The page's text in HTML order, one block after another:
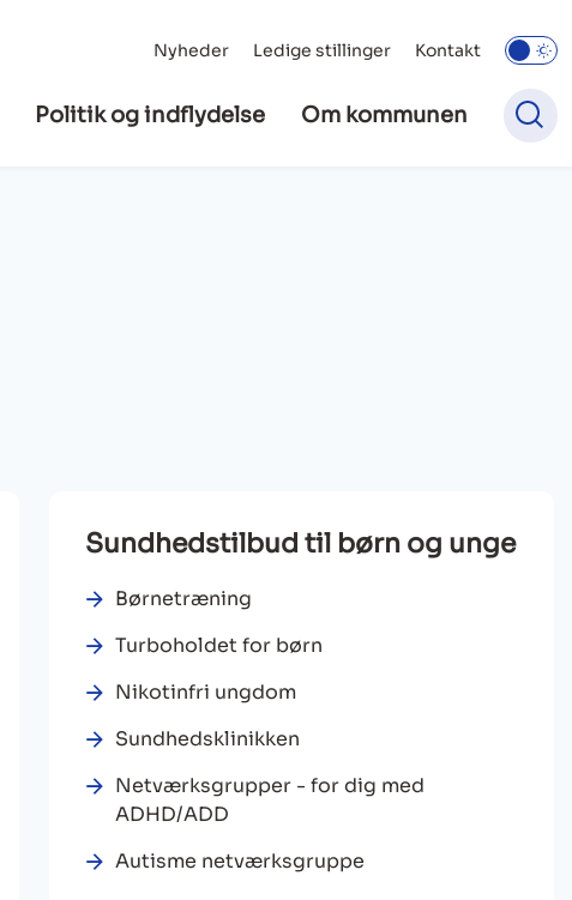
Nyheder Ledige stillinger Kontakt
Politik og indflydelse Om kommunen
Sundhedstilbud til børn og unge
Børnetræning
Turboholdet for børn
Nikotinfri ungdom
Sundhedsklinikken
Netværksgrupper - for dig med
ADHD/ADD
Autisme netværksgruppe